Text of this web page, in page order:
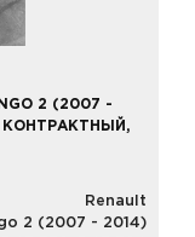
2 (2007 -
КОНТРАКТНЫЙ,
Renault
2 (2007 - 2014)